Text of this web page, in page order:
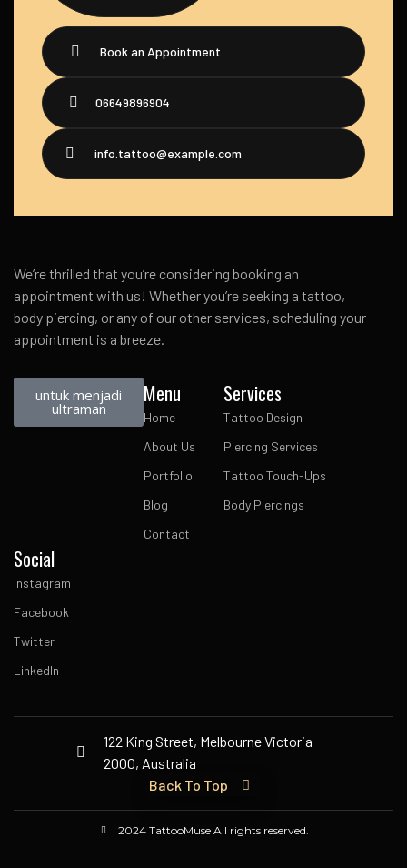
Book an Appointment
06649896904
info.tattoo@example.com
We’re thrilled that you’re considering booking an
appointment with us! Whether you’re seeking a tattoo,
body piercing, or any of our other services, scheduling your
appointment is a breeze.
untuk menjadi
ultraman
Menu
Home
About Us
Portfolio
Blog
Contact
Services
Tattoo Design
Piercing Services
Tattoo Touch-Ups
Body Piercings
Social
Instagram
Facebook
Twitter
LinkedIn
122 King Street, Melbourne Victoria
2000, Australia
Back To Top
2024 TattooMuse All rights reserved.